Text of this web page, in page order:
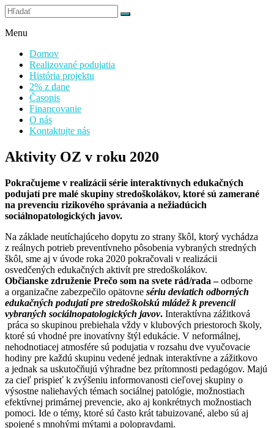
Prejsť
na
obsah
Stránky občianskeho združenia
Menu
Domov
Realizované podujatia
História projektu
2% z dane
Časopis
Financovanie
O nás
Kontaktujte nás
Aktivity OZ v roku 2020
Pokračujeme v realizácii série interaktívnych edukačných
podujatí pre malé skupiny stredoškolákov, ktoré sú zamerané
na prevenciu rizikového správania a nežiadúcich
sociálnopatologických javov.
Na základe neutíchajúceho dopytu zo strany škôl, ktorý vychádza
z reálnych potrieb preventívneho pôsobenia vybraných stredných
škôl, sme aj v úvode roka 2020 pokračovali v realizácii
osvedčených edukačných aktivít pre stredoškolákov.
Občianske združenie Prečo som na svete rád/rada–odborne
a organizačne zabezpečilo opätovne sériu deviatich odborných
edukačných podujatí pre stredoškolskú mládež k prevencii
vybraných sociálnopatologických javov. Interaktívna zážitková
práca so skupinou prebiehala vždy v klubových priestoroch školy,
ktoré sú vhodné pre inovatívny štýl edukácie. V neformálnej,
nehodnotiacej atmosfére sú podujatia v rozsahu dve vyučovacie
hodiny pre každú skupinu vedené jednak interaktívne a zážitkovo
a jednak sa uskutočňujú výhradne bez prítomnosti pedagógov. Majú
za cieľ prispieť k zvýšeniu informovanosti cieľovej skupiny o
výsostne naliehavých témach sociálnej patológie, možnostiach
efektívnej primárnej prevencie, ako aj konkrétnych možnostiach
pomoci. Ide o témy, ktoré sú často krát tabuizované, alebo sú aj
spojené s mnohými mýtami a polopravdami.